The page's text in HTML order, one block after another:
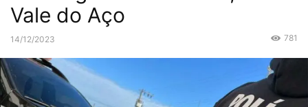
Vale do Aço
14/12/2023 781